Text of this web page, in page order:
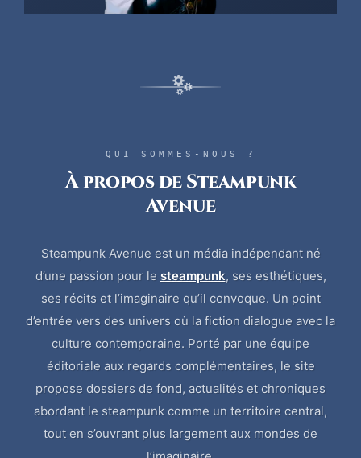
QUI SOMMES-NOUS ?
À propos de Steampunk
Avenue
Steampunk Avenue est un média indépendant né
d’une passion pour le steampunk, ses esthétiques,
ses récits et l’imaginaire qu’il convoque. Un point
d’entrée vers des univers où la fiction dialogue avec la
culture contemporaine. Porté par une équipe
éditoriale aux regards complémentaires, le site
propose dossiers de fond, actualités et chroniques
abordant le steampunk comme un territoire central,
tout en s’ouvrant plus largement aux mondes de